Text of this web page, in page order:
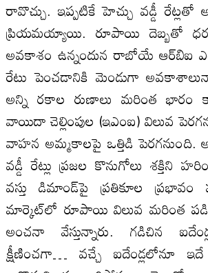
రావొచ్చు. ఇప్పటికే హెచ్చు వడ్డీ రేట్లతో
ప్రియమయ్యాయి. రూపాయి దెబ్బతో
అవకాశం ఉన్నందున రాబోయే ఆర్‌బిఐ
రేటు పెంచడానికి మెండుగా
అన్ని రకాల రుణాలు మరింత భారం
వాయిదా చెల్లింపుల (ఇఎంఐ) విలువ
వాహన అమ్మకాలపై ఒత్తిడి పెరగనుంది.
వడ్డీ రేట్లు ప్రజల కొనుగోలు శక్తిని
వస్తు డిమాండ్‌పై ప్రతికూల ప్రభావం
మార్కెట్‌లో రూపాయి విలువ మరింత
అంచనా వేస్తున్నారు. గడిచిన
క్షీణించగా… వచ్చే ఐదేండ్లలోనూ